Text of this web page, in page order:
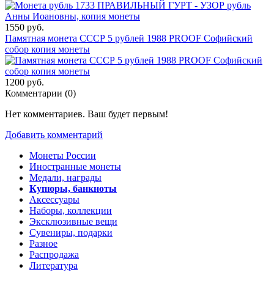
1550 руб.
Памятная монета СССР 5 рублей 1988 PROOF Софийский
собор копия монеты
1200 руб.
Комментарии (0)
Нет комментариев. Ваш будет первым!
Добавить комментарий
Монеты России
Иностранные монеты
Медали, награды
Купюры, банкноты
Аксессуары
Наборы, коллекции
Эксклюзивные вещи
Сувениры, подарки
Разное
Распродажа
Литература